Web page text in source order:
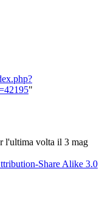
"
l'ultima volta il 3 mag
Share Alike 3.0